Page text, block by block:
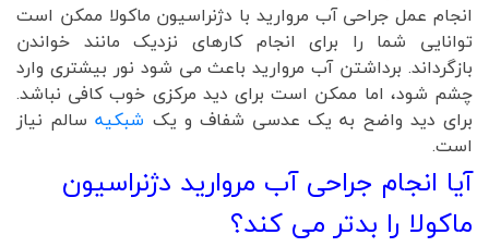
انجام عمل جراحی آب مروارید با دژنراسیون ماکولا ممکن است
توانایی شما را برای انجام کارهای نزدیک مانند خواندن
بازگرداند. برداشتن آب مروارید باعث می شود نور بیشتری وارد
چشم شود، اما ممکن است برای دید مرکزی خوب کافی نباشد.
برای دید واضح به یک عدسی شفاف و یک شبکیه سالم نیاز
است.
آیا انجام جراحی آب مروارید دژنراسیون
ماکولا را بدتر می کند؟